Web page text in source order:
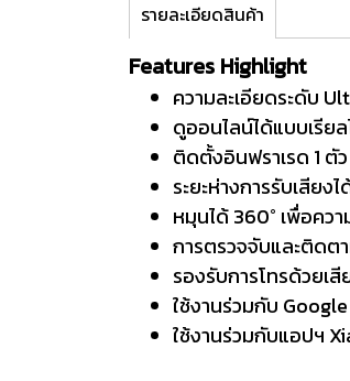
รายละเอียดสินค้า
Features Highlight
ความละเอียดระดับ
ดูออนไลน์ได้แบบเรีย
ติดตั้งอินฟราเรด 1 ตั
ระยะห่างการรับเสียง
หมุนได้ 360° เพื่อค
การตรวจจับและติดต
รองรับการโทรด้วยเ
ใช้งานร่วมกับ
ใช้งานร่วมกับแอปฯ